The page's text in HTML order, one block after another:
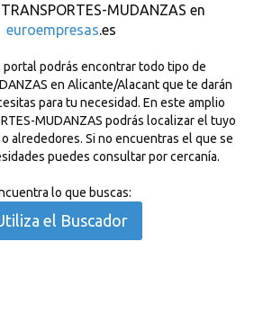
MUDANZAS en
euroempresas.es
podrás encontrar todo tipo de
en Alicante/Alacant que te darán
para tu necesidad. En este amplio
MUDANZAS podrás localizar el tuyo
alrededores. Si no encuentras el que se
puedes consultar por cercanía.
lo que buscas:
el Buscador